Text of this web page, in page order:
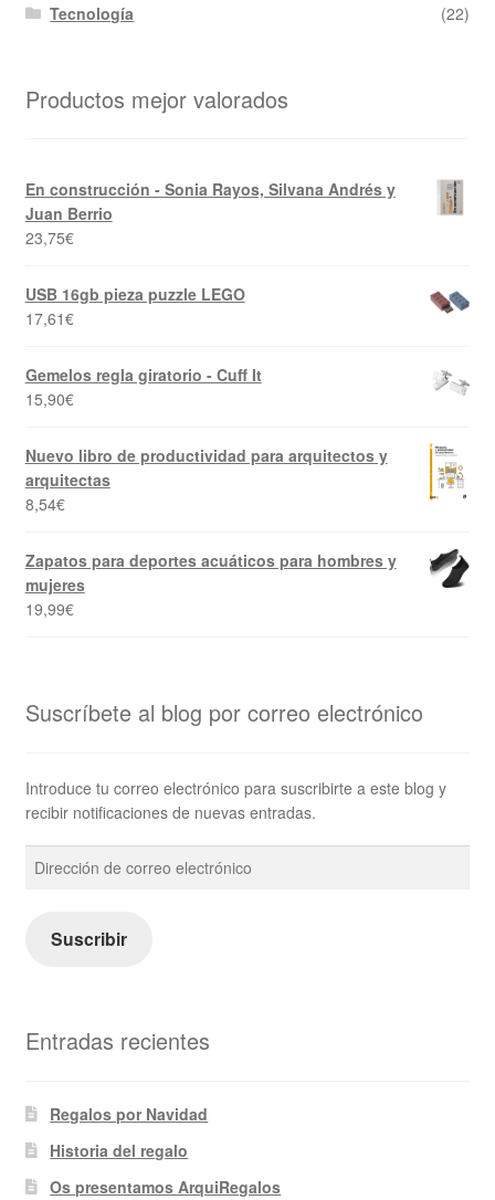
Tecnología
(22)
Productos mejor valorados
En construcción - Sonia Rayos, Silvana Andrés y
Juan Berrio
23,75€
USB 16gb pieza puzzle LEGO
17,61€
Gemelos regla giratorio - Cuff It
15,90€
Nuevo libro de productividad para arquitectos y
arquitectas
8,54€
Zapatos para deportes acuáticos para hombres y
mujeres
19,99€
Suscríbete al blog por correo electrónico
Introduce tu correo electrónico para suscribirte a este blog y
recibir notificaciones de nuevas entradas.
Dirección
de
electrónico
Suscribir
Entradas recientes
Regalos por Navidad
Historia del regalo
Os presentamos ArquiRegalos